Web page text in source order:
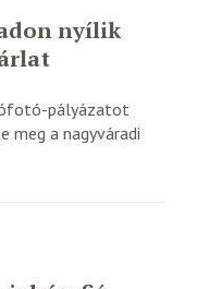
nyílik
pályázatot
meg a nagyváradi